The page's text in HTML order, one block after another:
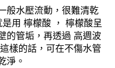
般水壓流動，很難清乾
用 檸檬酸 ， 檸檬酸呈
的管垢，再透過 高週波
樣的話，可在不傷水管
淨。